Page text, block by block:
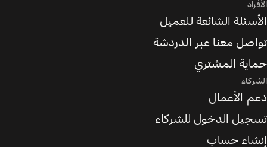
الأفراد
الأسئلة الشائعة للعميل
تواصل معنا عبر الدردشة
حماية المشتري
الشركاء
دعم الأعمال
تسجيل الدخول للشركاء
إنشاء حساب